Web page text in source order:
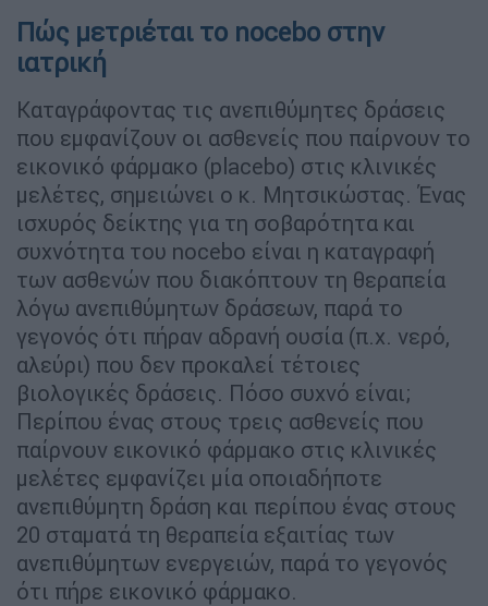
Πώς μετριέται το nocebo στην
ιατρική
Καταγράφοντας τις ανεπιθύμητες δράσεις
που εμφανίζουν οι ασθενείς που παίρνουν το
εικονικό φάρμακο (placebo) στις κλινικές
μελέτες, σημειώνει ο κ. Μητσικώστας. Ένας
ισχυρός δείκτης για τη σοβαρότητα και
συχνότητα του nocebo είναι η καταγραφή
των ασθενών που διακόπτουν τη θεραπεία
λόγω ανεπιθύμητων δράσεων, παρά το
γεγονός ότι πήραν αδρανή ουσία (π.χ. νερό,
αλεύρι) που δεν προκαλεί τέτοιες
βιολογικές δράσεις. Πόσο συχνό είναι;
Περίπου ένας στους τρεις ασθενείς που
παίρνουν εικονικό φάρμακο στις κλινικές
μελέτες εμφανίζει μία οποιαδήποτε
ανεπιθύμητη δράση και περίπου ένας στους
20 σταματά τη θεραπεία εξαιτίας των
ανεπιθύμητων ενεργειών, παρά το γεγονός
ότι πήρε εικονικό φάρμακο.